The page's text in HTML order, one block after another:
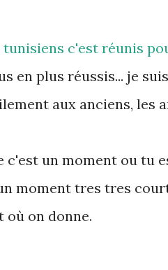
c'est réunis
en plus réussis... je
aux anciens, les
c'est un moment ou tu
moment tres tres
où on donne.